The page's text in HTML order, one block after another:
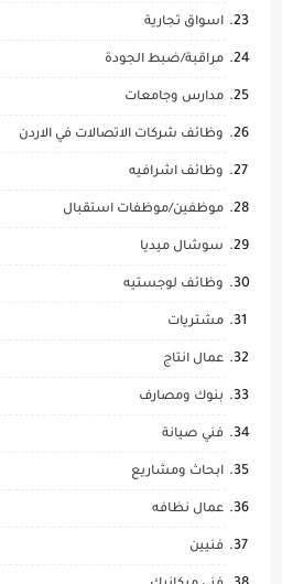
اسواق تجارية
مراقبة/ضبط الجودة
مدارس وجامعات
وظائف شركات الاتصالات في الاردن
وظائف اشرافيه
موظفين/موظفات استقبال
سوشال ميديا
وظائف لوجستيه
مشتريات
عمال انتاج
بنوك ومصارف
فني صيانة
ابحاث ومشاريع
عمال نظافه
فنيين